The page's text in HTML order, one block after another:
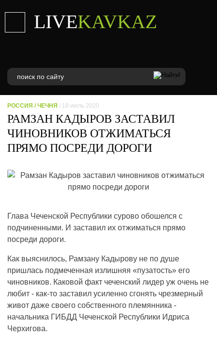
LIVEKAVKAZ
РОССИЯ /ЧЕЧНЯ / 18 июль 2020
РАМЗАН КАДЫРОВ ЗАСТАВИЛ
ЧИНОВНИКОВ ОТЖИМАТЬСЯ
ПРЯМО ПОСРЕДИ ДОРОГИ
Глава Чеченской Республики сурово обошелся с
подчиненными. И заставил их отжиматься прямо
посреди дороги.
Как выяснилось, Рамзану Кадырову не по душе
пришлась подмеченная излишняя «пузатость» его
чиновников. Каковой факт чеченский лидер уж очень не
любит - как-то заставил усиленно сгонять чрезмерный
живот даже своего собственного племянника -
начальника ГИБДД Чеченской Республики Идриса
Черхигова.